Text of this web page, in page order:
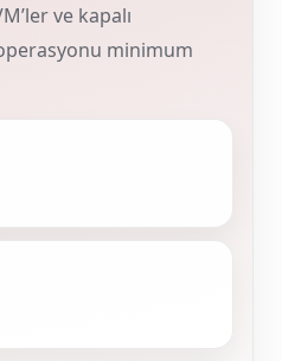
ve kapalı
minimum